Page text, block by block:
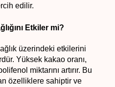
edilir.
Etkiler mi?
üzerindeki etkilerini
Yüksek kakao oranı,
miktarını artırır. Bu
özelliklere sahiptir ve